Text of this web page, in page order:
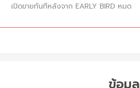
เปิดขายทันทีหลังจาก EARLY BIRD หมด
ข้อมู